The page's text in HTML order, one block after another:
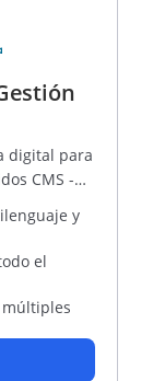
digital para
CMS -
y
el